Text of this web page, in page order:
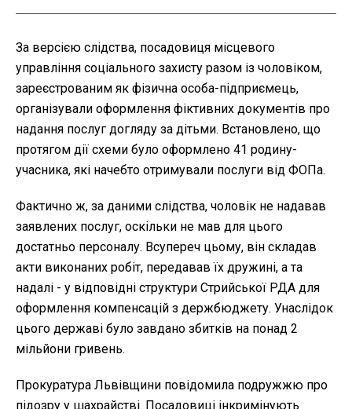
За версією слідства, посадовиця місцевого
управління соціального захисту разом із чоловіком,
зареєстрованим як фізична особа-підприємець,
організували оформлення фіктивних документів про
надання послуг догляду за дітьми. Встановлено, що
протягом дії схеми було оформлено 41 родину-
учасника, які начебто отримували послуги від ФОПа.
Фактично ж, за даними слідства, чоловік не надавав
заявлених послуг, оскільки не мав для цього
достатньо персоналу. Всупереч цьому, він складав
акти виконаних робіт, передавав їх дружині, а та
надалі - у відповідні структури Стрийської РДА для
оформлення компенсацій з держбюджету. Унаслідок
цього державі було завдано збитків на понад 2
мільйони гривень.
Прокуратура Львівщини повідомила подружжю про
підозру у шахрайстві. Посадовиці інкримінують